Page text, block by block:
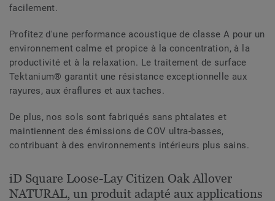
facilement.
Profitez d'une performance acoustique de classe A pour un
environnement calme et propice à la concentration, à la
productivité et à la relaxation. Le traitement de surface
Tektanium® garantit une résistance exceptionnelle aux
rayures, aux éraflures et aux taches.
De plus, nos sols sont fabriqués sans phtalates et
maintiennent des émissions de COV ultra-basses,
contribuant à des environnements intérieurs plus sains.
iD Square Loose-Lay Citizen Oak Allover
NATURAL, un produit adapté aux applications